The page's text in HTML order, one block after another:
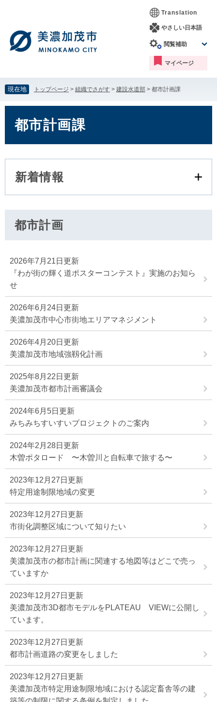
す。
し
て
本
文
Translation
やさしい日本語
閲覧補助
マイページ
現在地 トップページ > 組織でさがす > 建設水道部 > 都市計画課
都市計画課
新着情報
都市計画
2026年7月21日更新
『わが街の輝く道ポスターコンテスト』実施のお知ら
せ
2026年6月24日更新
美濃加茂市中心市街地エリアマネジメント
2026年4月20日更新
美濃加茂市地域強靱化計画
2025年8月22日更新
美濃加茂市都市計画審議会
2024年6月5日更新
みちみちすいすいプロジェクトのご案内
2024年2月28日更新
木曽ポタロード 〜木曽川と自転車で旅する〜
2023年12月27日更新
特定用途制限地域の変更
2023年12月27日更新
市街化調整区域について知りたい
2023年12月27日更新
美濃加茂市の都市計画に関連する地図等はどこで売っ
ていますか
2023年12月27日更新
美濃加茂市3D都市モデルをPLATEAU VIEWに公開し
ています。
2023年12月27日更新
都市計画道路の変更をしました
2023年12月27日更新
美濃加茂市特定用途制限地域における認定畜舎等の建